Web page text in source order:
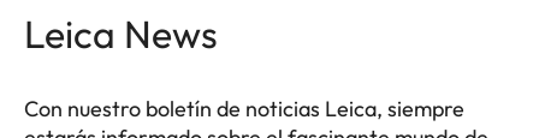
Leica News
Con nuestro boletín de noticias Leica, siempre